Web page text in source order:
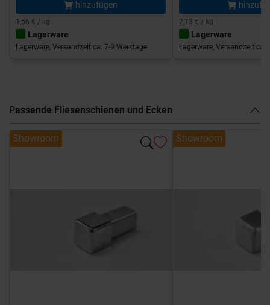
hinzufügen
1,56 € / kg
Lagerware
Lagerware, Versandzeit ca. 7-9 Werktage
2,13 € / kg
Lagerware
Lagerware, Versandzeit ca.
Passende Fliesenschienen und Ecken
Showroom Showroom